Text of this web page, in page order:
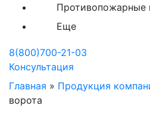
Противопожарные
Еще
8(800)700-21-03
Консультация
Главная » Продукция
ворота